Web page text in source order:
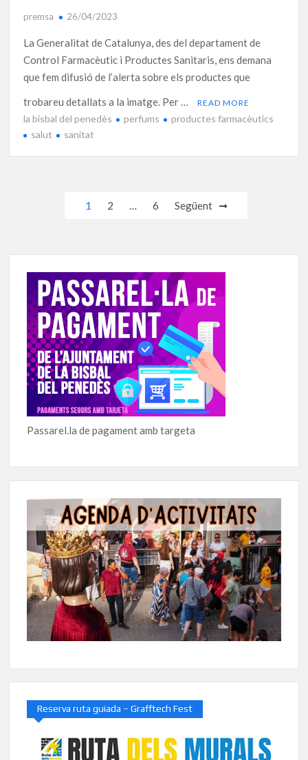
premsa 26/04/2023
La Generalitat de Catalunya, des del departament de
Control Farmacèutic i Productes Sanitaris, ens demana
que fem difusió de l’alerta sobre els productes que
trobareu detallats a la imatge. Per …
READ MORE
la bisbal del penedès perfums
productes farmacèutics
salut
sanitat
Navegació
1 2 … 6 Següent
Passarel.la de pagament amb targeta
Reserva ruta guiada – Grafftech Fest